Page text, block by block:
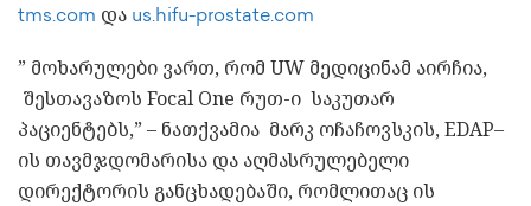
tms.com და us.hifu-prostate.com
” მოხარულები ვართ, რომ UW მედიცინამ აირჩია,
შესთავაზოს Focal One რუთ-ი საკუთარ
პაციენტებს,” – ნათქვამია მარკ ოჩაჩოვსკის, EDAP–
ის თავმჯდომარისა და აღმასრულებელი
დირექტორის განცხადებაში, რომლითაც ის